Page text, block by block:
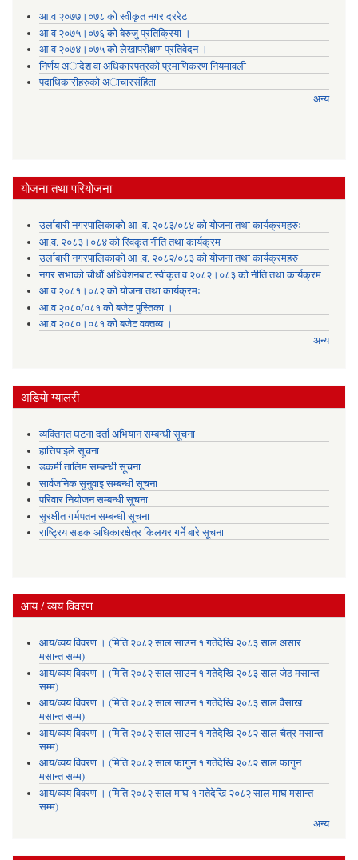
आ.व २०७७।०७८ को स्वीकृत नगर दररेट
आ व २०७५।०७६ को बेरुजु प्रतिक्रिया ।
आ व २०७४।०७५ काे लेखापरीक्षण प्रतिवेदन ।
निर्णय अादेश वा अधिकारपत्रकाे प्रमाणिकरण नियमावली
पदाधिकारीहरुको अाचारसंहिता
अन्य
योजना तथा परियोजना
उर्लाबारी नगरपालिकाको आ .व. २०८३/०८४ को योजना तथा कार्यक्रमहरुः
आ.व. २०८३।०८४ को स्विकृत नीति तथा कार्यक्रम
उर्लाबारी नगरपालिकाको आ .व. २०८२/०८३ को योजना तथा कार्यक्रमहरु
नगर सभाको चौधौं अधिवेशनबाट स्वीकृत.व २०८२।०८३ को नीति तथा कार्यक्रम
आ.व २०८१।०८२ को योजना तथा कार्यक्रमः
आ.व २०८०/०८१ को बजेट पुस्तिका ।
आ.व २०८०।०८१ को बजेट वक्तव्य ।
अन्य
अडियाे ग्यालरी
व्यक्तिगत घटना दर्ता अभियान सम्बन्धी सूचना
हात्तिपाइले सूचना
डकर्मी तालिम सम्बन्धी सूचना
सार्वजनिक सुनुवाइ सम्बन्धी सूचना
परिवार नियोजन सम्बन्धी सूचना
सुरक्षीत गर्भपतन सम्बन्धी सूचना
राष्ट्रिय सडक अधिकारक्षेत्र किलयर गर्ने बारे सूचना
आय / व्यय विवरण
आय/व्यय विवरण । (मिति २०८२ साल साउन १ गतेदेखि २०८३ साल असार
मसान्त सम्म)
आय/व्यय विवरण । (मिति २०८२ साल साउन १ गतेदेखि २०८३ साल जेठ मसान्त
सम्म)
आय/व्यय विवरण । (मिति २०८२ साल साउन १ गतेदेखि २०८३ साल वैसाख
मसान्त सम्म)
आय/व्यय विवरण । (मिति २०८२ साल साउन १ गतेदेखि २०८२ साल चैत्र मसान्त
सम्म)
आय/व्यय विवरण । (मिति २०८२ साल फागुन १ गतेदेखि २०८२ साल फागुन
मसान्त सम्म)
आय/व्यय विवरण । (मिति २०८२ साल माघ १ गतेदेखि २०८२ साल माघ मसान्त
सम्म)
अन्य